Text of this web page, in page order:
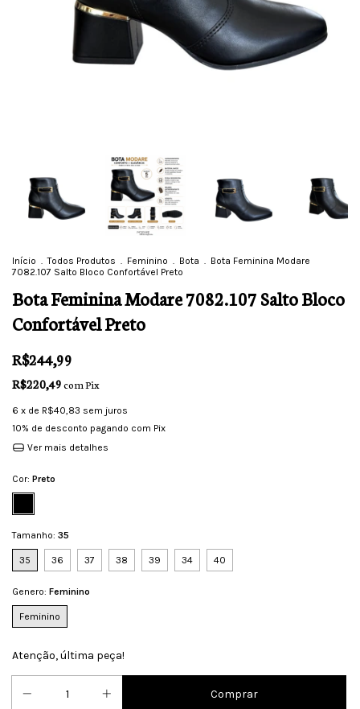
Início . Todos Produtos . Feminino . Bota . Bota Feminina Modare
7082.107 Salto Bloco Confortável Preto
Bota Feminina Modare 7082.107 Salto Bloco
Confortável Preto
R$244,99
R$220,49comPix
6 x de R$40,83 sem juros
10% de desconto pagando com Pix
Ver mais detalhes
Cor: Preto
Tamanho: 35
35 36 37 38 39 34 40
Genero: Feminino
Feminino
Atenção, última peça!